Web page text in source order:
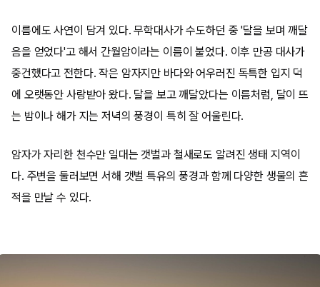
이름에도 사연이 담겨 있다. 무학대사가 수도하던 중 '달을 보며 깨달
음을 얻었다'고 해서 간월암이라는 이름이 붙었다. 이후 만공 대사가
중건했다고 전한다. 작은 암자지만 바다와 어우러진 독특한 입지 덕
에 오랫동안 사랑받아 왔다. 달을 보고 깨달았다는 이름처럼, 달이 뜨
는 밤이나 해가 지는 저녁의 풍경이 특히 잘 어울린다.
암자가 자리한 천수만 일대는 갯벌과 철새로도 알려진 생태 지역이
다. 주변을 둘러보면 서해 갯벌 특유의 풍경과 함께 다양한 생물의 흔
적을 만날 수 있다.